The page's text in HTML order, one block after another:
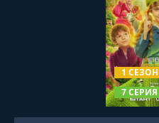
1 СЕЗОН
7 СЕРИЯ